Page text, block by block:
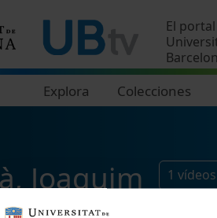
El
Explora Colecciones
Joaquim 1 vídeos